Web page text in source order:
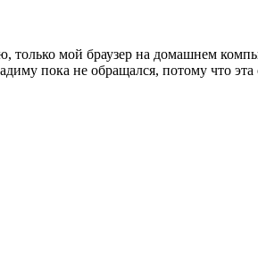
только мой браузер на домашнем
пока не обращался, потому что